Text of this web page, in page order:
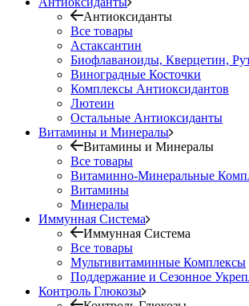
Антиоксиданты
Все товары
Астаксантин
Биофлаваноиды, Кверцетин,
Виноградные Косточки
Комплексы Антиоксидантов
Лютеин
Остальные Антиоксиданты
Витамины и Минералы
Витамины и Минералы
Все товары
Витаминно-Минеральные
Витамины
Минералы
Иммунная Система
Иммунная Система
Все товары
Мультивитаминные Комплексы
Поддержание и Сезонное
Контроль Глюкозы